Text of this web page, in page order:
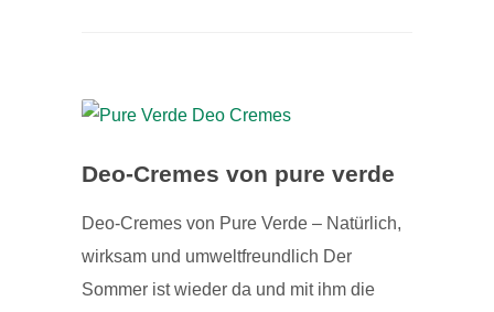
Deo-Cremes von pure verde
Deo-Cremes von Pure Verde – Natürlich,
wirksam und umweltfreundlich Der
Sommer ist wieder da und mit ihm die